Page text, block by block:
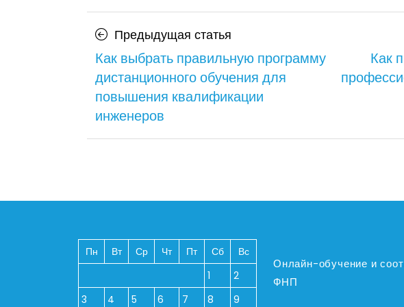
Навигация
по
записям
Предыдущая статья
статья
Как выбрать правильную программу
дистанционного обучения для
повышения квалификации
инженеров
Как
Пн Вт Ср Чт Пт Сб
Вс
1
2
3
4 5 6 7 8 9
Онлайн-обучение и
ФНП